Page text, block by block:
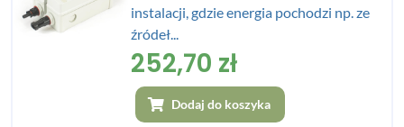
instalacji, gdzie energia pochodzi np. ze
źródeł...
252,70 zł
Dodaj do koszyka